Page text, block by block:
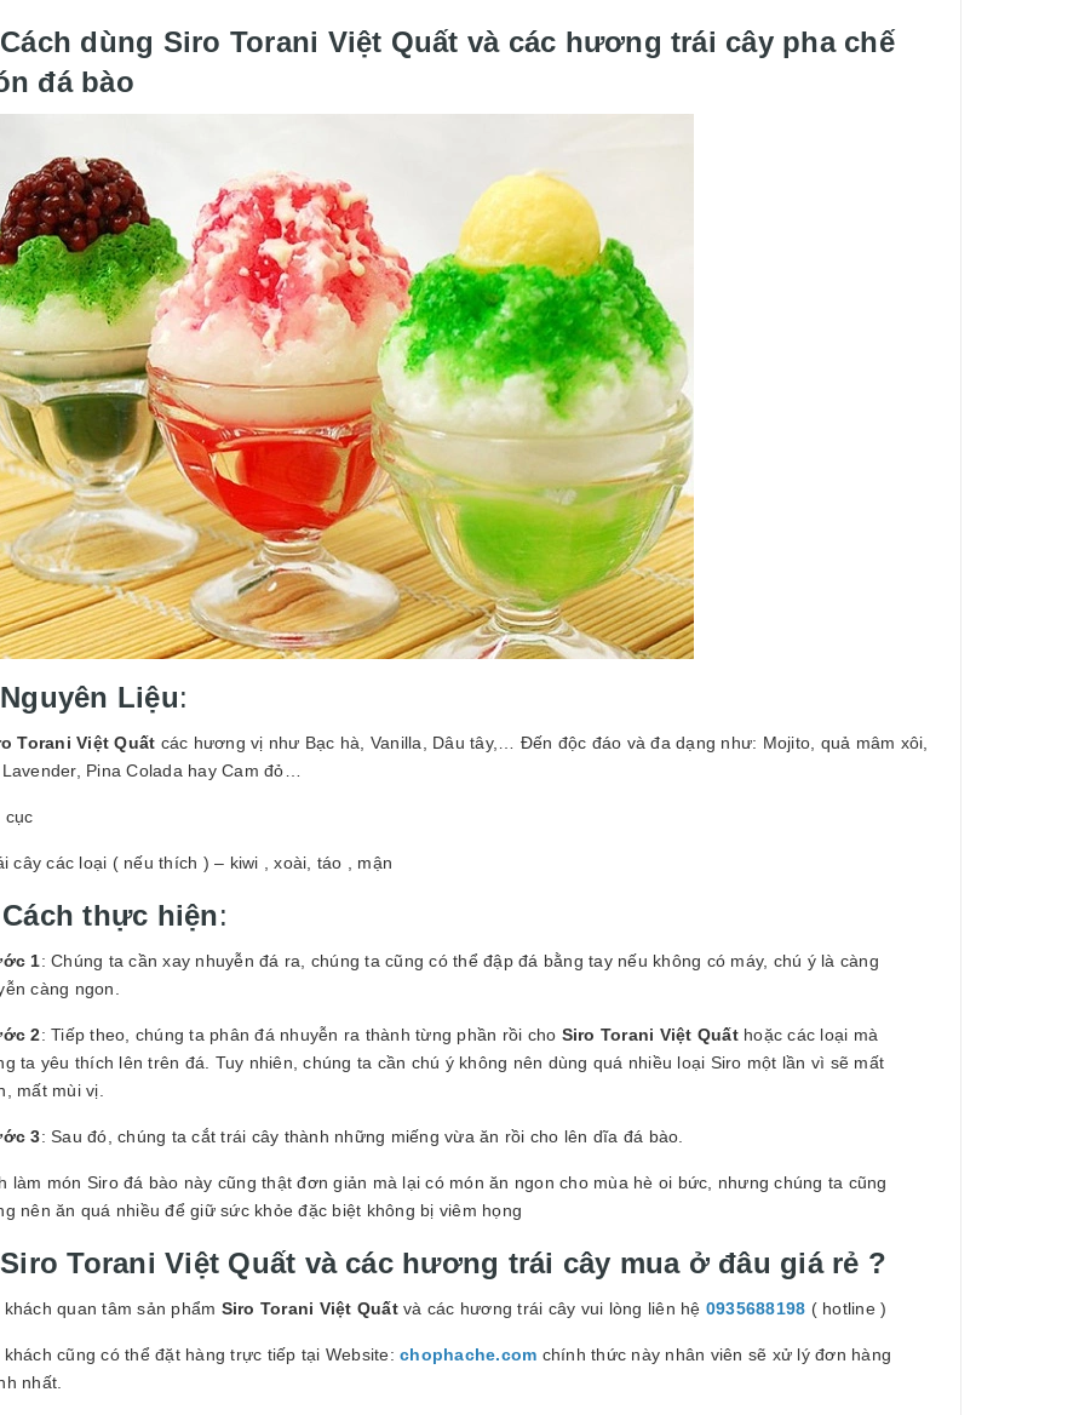
dùng Siro Torani Việt Quất và các hương trái cây pha chế
đá bào
Liệu:
Torani Việt Quất các hương vị như Bạc hà, Vanilla, Dâu tây,… Đến độc đáo và đa dạng như: Mojito, quả mâm xôi,
Pina Colada hay Cam đỏ…
cục
cây các loại ( nếu thích ) – kiwi , xoài, táo , mận
thực hiện:
1: Chúng ta cần xay nhuyễn đá ra, chúng ta cũng có thể đập đá bằng tay nếu không có máy, chú ý là càng
càng ngon.
2: Tiếp theo, chúng ta phân đá nhuyễn ra thành từng phần rồi cho Siro Torani Việt Quấthoặc các loại mà
ta yêu thích lên trên đá. Tuy nhiên, chúng ta cần chú ý không nên dùng quá nhiều loại Siro một lần vì sẽ mất
mất mùi vị.
3: Sau đó, chúng ta cắt trái cây thành những miếng vừa ăn rồi cho lên dĩa đá bào.
làm món Siro đá bào này cũng thật đơn giản mà lại có món ăn ngon cho mùa hè oi bức, nhưng chúng ta cũng
nên ăn quá nhiều để giữ sức khỏe đặc biệt không bị viêm họng
Torani Việt Quất và các hương trái cây mua ở đâu giá rẻ ?
khách quan tâm sản phẩm Siro Torani Việt Quấtvà các hương trái cây vui lòng liên hệ 0935688198 ( hotline )
khách cũng có thể đặt hàng trực tiếp tại Website: chophache.com chính thức này nhân viên sẽ xử lý đơn hàng
nhất.